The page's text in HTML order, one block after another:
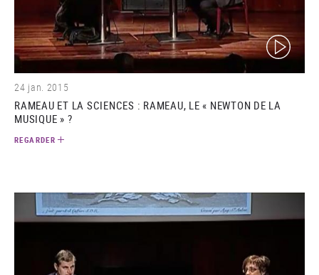
(video)
24 jan. 2015
RAMEAU ET LA SCIENCES : RAMEAU, LE « NEWTON DE LA
MUSIQUE » ?
REGARDER